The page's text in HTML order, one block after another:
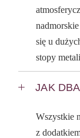
się u
stopy
JAK
Wszystkie
z